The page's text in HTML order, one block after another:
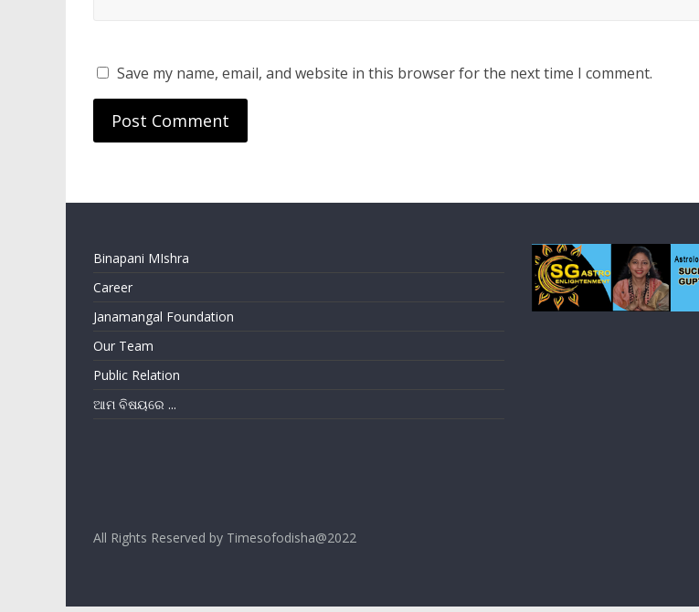
Save my name, email, and website in this browser for the next time I comment.
Binapani MIshra
Career
Janamangal Foundation
Our Team
Public Relation
ଆମ ବିଷୟରେ ...
All Rights Reserved by Timesofodisha@2022